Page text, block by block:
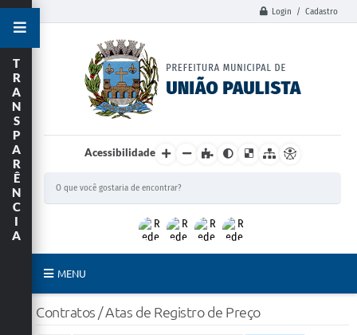
Login / Cadastro
Acessibilidade
MENU
Principal
T
R
A
N
S
P
A
R
Ê
N
C
I
A
Contratos / Atas de Registro de Preço